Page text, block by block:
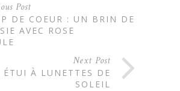
Post
DE COEUR : UN BRIN DE
AVEC ROSE
Next Post
ÉTUI À LUNETTES DE
SOLEIL